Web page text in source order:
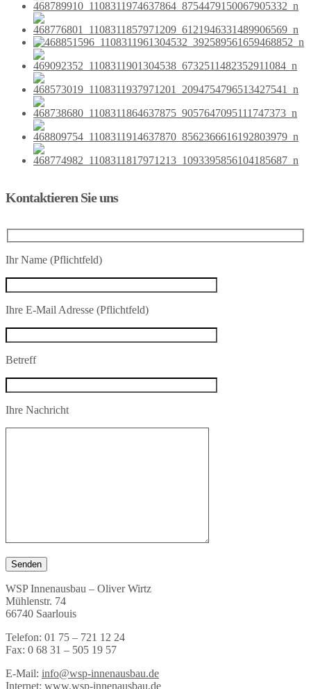
Kontaktieren Sie uns
Ihr Name (Pflichtfeld)
Ihre E-Mail Adresse (Pflichtfeld)
Betreff
Ihre Nachricht
WSP Innenausbau – Oliver Wirtz
Mühlenstr. 74
66740 Saarlouis
Telefon: 01 75 – 721 12 24
Fax: 0 68 31 – 505 19 57
E-Mail: info@wsp-innenausbau.de
Internet: www.wsp-innenausbau.de